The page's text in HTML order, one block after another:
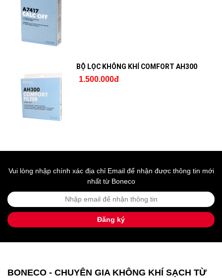
BỘ LỌC KHÔNG KHÍ COMFORT AH300
1.500.000đ
Vui lòng nhập chính xác địa chỉ Email để nhận được thông tin mới
nhất từ Boneco
Đăng ký
BONECO - CHUYÊN GIA KHÔNG KHÍ SẠCH TỪ